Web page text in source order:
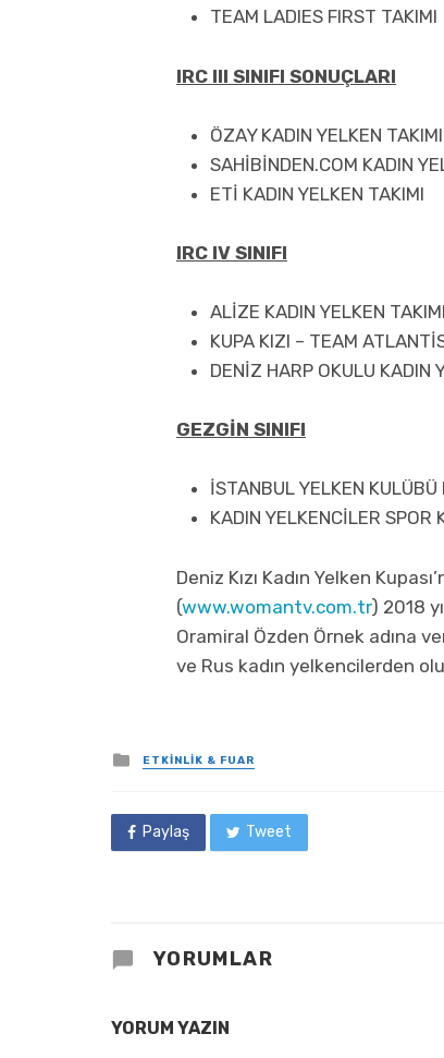
TEAM LADIES FIRST TAKIMI
IRC III SINIFI SONUÇLARI
ÖZAY KADIN YELKEN TAKIMI
SAHİBİNDEN.COM KADIN
ETİ KADIN YELKEN TAKIMI
IRC IV SINIFI
ALİZE KADIN YELKEN TAKIMI
KUPA KIZI – TEAM
DENİZ HARP OKULU KADIN
GEZGİN SINIFI
İSTANBUL YELKEN KULÜBÜ
KADIN YELKENCİLER SPOR
Deniz Kızı Kadın Yelken
(www.womantv.com.tr) 2018
Oramiral Özden Örnek adına
ve Rus kadın yelkencilerden
Posted
in
ETKINLIK & FUAR
Paylaş Tweet
YORUMLAR
YORUM YAZIN